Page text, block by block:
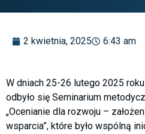
2 kwietnia, 2025 6:43 am
W dniach 25-26 lutego 2025
odbyło się Seminarium
„Ocenianie dla rozwoju –
wsparcia”, które było wspólną